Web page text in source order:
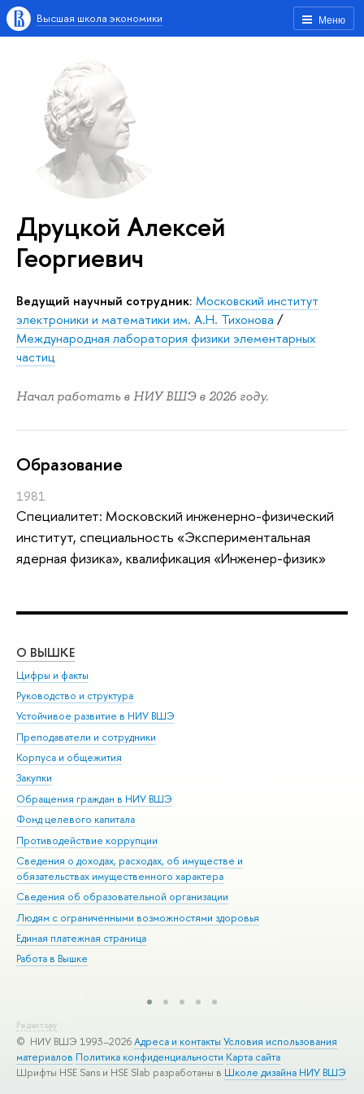
Меню
Высшая школа экономики
Друцкой Алексей
Георгиевич
Ведущий научный сотрудник: Московский институт
электроники и математики им. А.Н. Тихонова /
Международная лаборатория физики элементарных
частиц
Начал работать в НИУ ВШЭ в 2026 году.
Oбразование
1981
Специалитет: Московский инженерно-физический
институт, специальность «Экспериментальная
ядерная физика», квалификация «Инженер-физик»
О ВЫШКЕ
Цифры и факты
Руководство и структура
Устойчивое развитие в НИУ ВШЭ
Преподаватели и сотрудники
Корпуса и общежития
Закупки
Обращения граждан в НИУ ВШЭ
Фонд целевого капитала
Противодействие коррупции
Сведения о доходах, расходах, об имуществе и
обязательствах имущественного характера
Сведения об образовательной организации
Людям с ограниченными возможностями здоровья
Единая платежная страница
Работа в Вышке
Редактору
© НИУ ВШЭ 1993–2026Адреса и контакты Условия использования
материалов Политика конфиденциальности Карта сайта
Шрифты HSE Sans и HSE Slab разработаны в Школе дизайна НИУ ВШЭ